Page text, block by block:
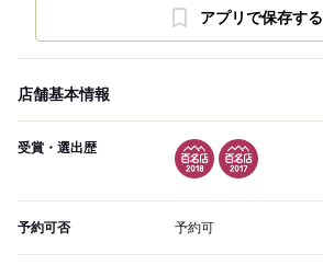
アプリで保存する
店舗基本情報
受賞・選出歴
予約可否 予約可